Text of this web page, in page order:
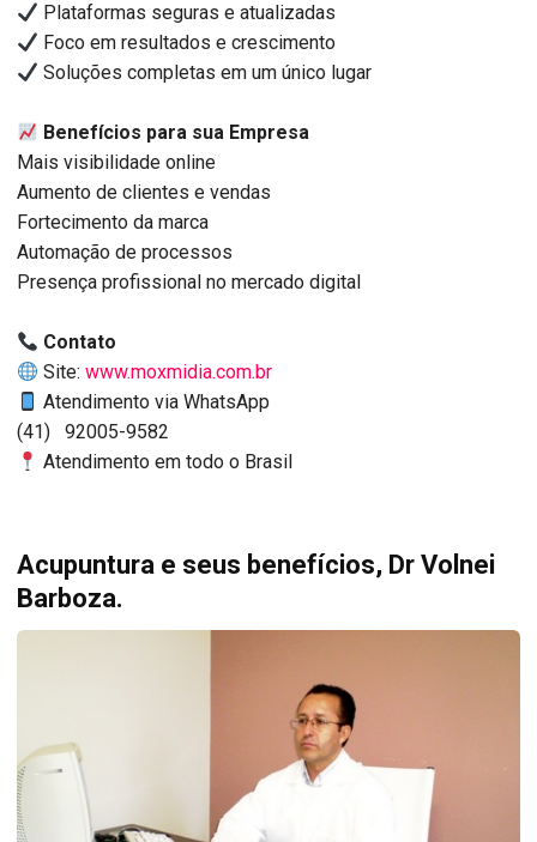
Plataformas seguras e atualizadas
Foco em resultados e crescimento
Soluções completas em um único lugar
Benefícios para sua Empresa
Mais visibilidade online
Aumento de clientes e vendas
Fortecimento da marca
Automação de processos
Presença profissional no mercado digital
Contato
Site:www.moxmidia.com.br
Atendimento via WhatsApp
(41) 92005-9582
Atendimento em todo o Brasil
Acupuntura e seus benefícios, Dr Volnei
Barboza.